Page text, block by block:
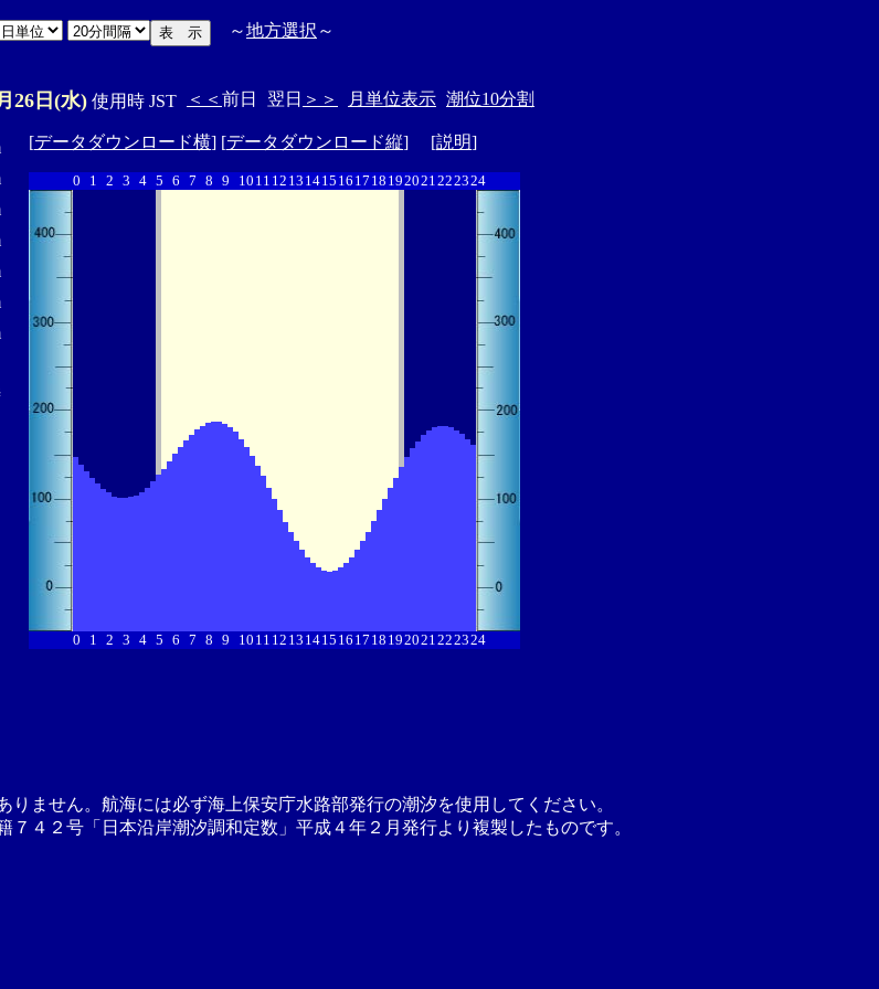
～地方選択 ～
26日(水) 使用時 JST ＜＜ 前日 翌日 ＞＞ 月単位表示 潮位10分割
[データダウンロード横] [データダウンロード縦] [説明]
0 1 2 3 4 5 6 7 8 9 10 11 12 13 1415 16 17 18 192021222324
0 1 2 3 4 5 6 7 8 9 10 11 12 13 1415 16 17 18 192021222324
ません。航海には必ず海上保安庁水路部発行の潮汐を使用してください。
４２号「日本沿岸潮汐調和定数」平成４年２月発行より複製したものです。